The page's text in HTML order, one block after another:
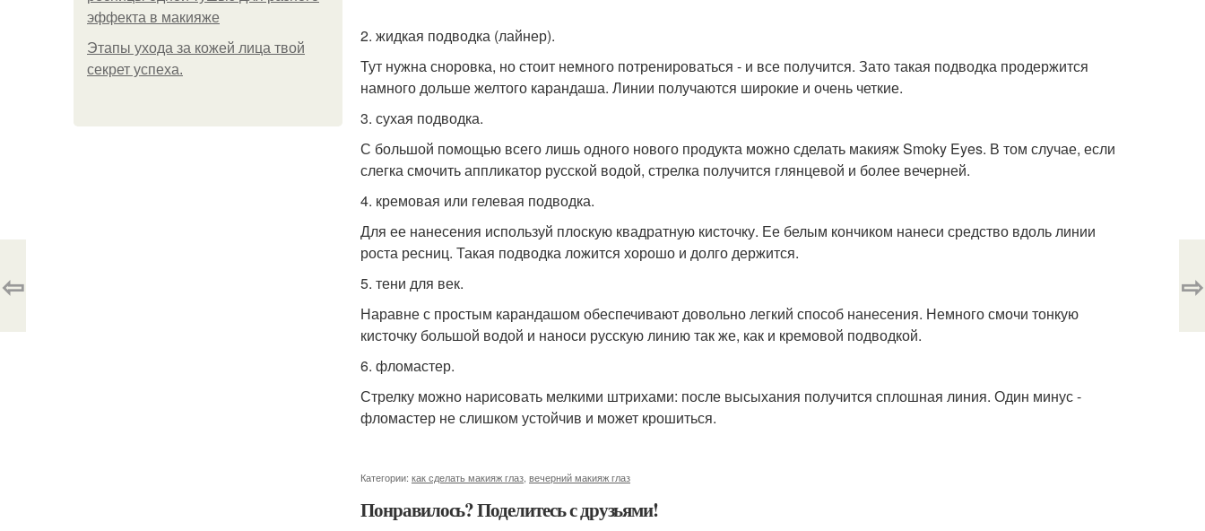
эффекта в макияже
Этапы ухода за кожей лица твой
секрет успеха.
2. жидкая подводка (лайнер).
Тут нужна сноровка, но стоит немного потренироваться - и все получится. Зато такая подводка продержится
намного дольше желтого карандаша. Линии получаются широкие и очень четкие.
3. сухая подводка.
С большой помощью всего лишь одного нового продукта можно сделать макияж Smoky Eyes. В том случае, если
слегка смочить аппликатор русской водой, стрелка получится глянцевой и более вечерней.
4. кремовая или гелевая подводка.
Для ее нанесения используй плоскую квадратную кисточку. Ее белым кончиком нанеси средство вдоль линии
роста ресниц. Такая подводка ложится хорошо и долго держится.
5. тени для век.
Наравне с простым карандашом обеспечивают довольно легкий способ нанесения. Немного смочи тонкую
кисточку большой водой и наноси русскую линию так же, как и кремовой подводкой.
6. фломастер.
Стрелку можно нарисовать мелкими штрихами: после высыхания получится сплошная линия. Один минус -
фломастер не слишком устойчив и может крошиться.
Категории: как сделать макияж глаз вечерний макияж глаз
Понравилось? Поделитесь с друзьями!
⇦ ⇨